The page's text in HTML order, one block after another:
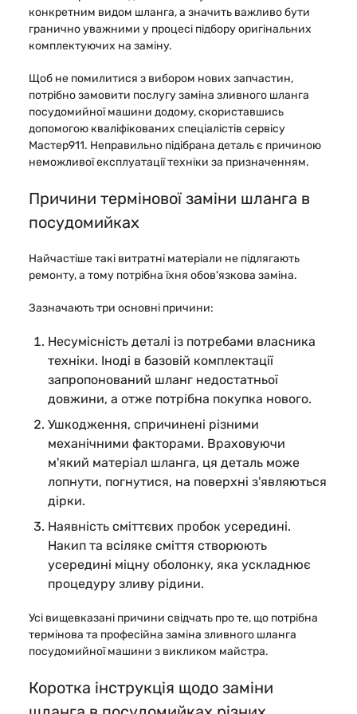
конкретним видом шланга, а значить важливо бути
гранично уважними у процесі підбору оригінальних
комплектуючих на заміну.
Щоб не помилитися з вибором нових запчастин,
потрібно замовити послугу заміна зливного шланга
посудомийної машини додому, скориставшись
допомогою кваліфікованих спеціалістів сервісу
Мастер911. Неправильно підібрана деталь є причиною
неможливої експлуатації техніки за призначенням.
Причини термінової заміни шланга в
посудомийках
Найчастіше такі витратні матеріали не підлягають
ремонту, а тому потрібна їхня обов'язкова заміна.
Зазначають три основні причини:
Несумісність деталі із потребами власника
техніки. Іноді в базовій комплектації
запропонований шланг недостатньої
довжини, а отже потрібна покупка нового.
Ушкодження, спричинені різними
механічними факторами. Враховуючи
м'який матеріал шланга, ця деталь може
лопнути, погнутися, на поверхні з'являються
дірки.
Наявність сміттєвих пробок усередині.
Накип та всіляке сміття створюють
усередині міцну оболонку, яка ускладнює
процедуру зливу рідини.
Усі вищевказані причини свідчать про те, що потрібна
термінова та професійна заміна зливного шланга
посудомийної машини з викликом майстра.
Коротка інструкція щодо заміни